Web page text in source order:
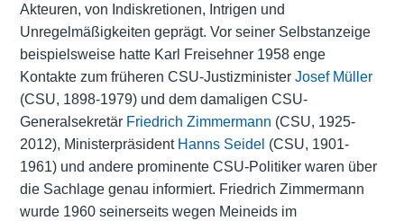
Akteuren, von Indiskretionen, Intrigen und
Unregelmäßigkeiten geprägt. Vor seiner Selbstanzeige
beispielsweise hatte Karl Freisehner 1958 enge
Kontakte zum früheren CSU-Justizminister Josef Müller
(CSU, 1898-1979) und dem damaligen CSU-
Generalsekretär Friedrich Zimmermann (CSU, 1925-
2012), Ministerpräsident Hanns Seidel (CSU, 1901-
1961) und andere prominente CSU-Politiker waren über
die Sachlage genau informiert. Friedrich Zimmermann
wurde 1960 seinerseits wegen Meineids im